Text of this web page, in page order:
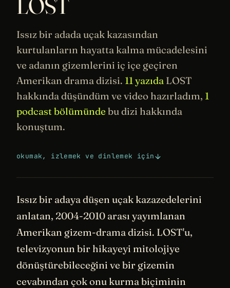
LOST
Issız bir adada uçak kazasından
kurtulanların hayatta kalma mücadelesini
ve adanın gizemlerini iç içe geçiren
Amerikan drama dizisi. 11 yazıda LOST
hakkında düşündüm ve video hazırladım, 1
podcast bölümünde bu dizi hakkında
konuştum.
okumak, izlemek ve dinlemek için
Issız bir adaya düşen uçak kazazedelerini
anlatan, 2004-2010 arası yayımlanan
Amerikan gizem-drama dizisi. LOST'u,
televizyonun bir hikayeyi mitolojiye
dönüştürebileceğini ve bir gizemin
cevabından çok onu kurma biçiminin